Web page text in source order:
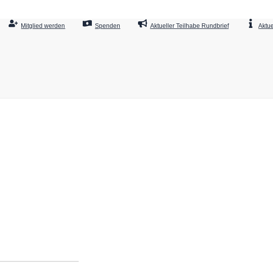
Mitglied werden Spenden Aktueller Teilhabe Rundbrief